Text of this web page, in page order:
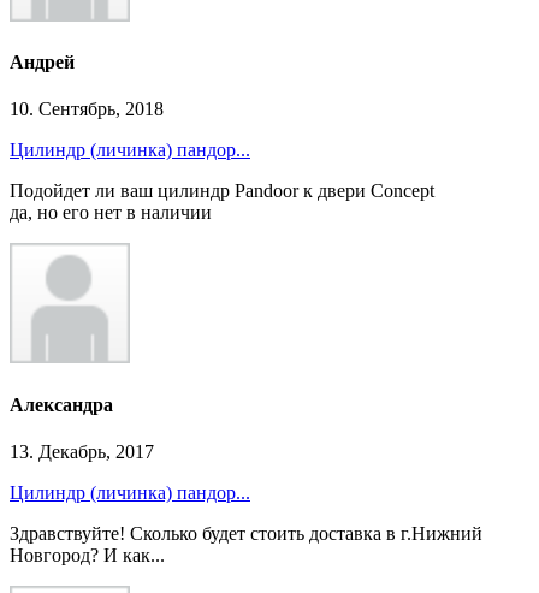
Андрей
10. Сентябрь, 2018
Цилиндр (личинка) пандор...
Подойдет ли ваш цилиндр Pandoor к двери Concept
да, но его нет в наличии
Александра
13. Декабрь, 2017
Цилиндр (личинка) пандор...
Здравствуйте! Сколько будет стоить доставка в г.Нижний
Новгород? И как...